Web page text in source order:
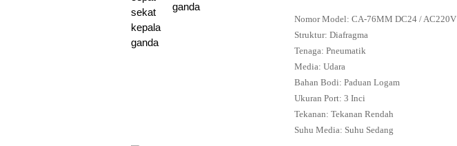
ganda
Nomor Model: CA-76MM DC24 / AC220V
Struktur: Diafragma
Tenaga: Pneumatik
Media: Udara
Bahan Bodi: Paduan Logam
Ukuran Port: 3 Inci
Tekanan: Tekanan Rendah
Suhu Media: Suhu Sedang